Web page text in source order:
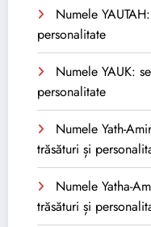
Numele
personalitate
Numele YAUK:
personalitate
Numele Yath-
trăsături și
Numele Yatha-
trăsături și